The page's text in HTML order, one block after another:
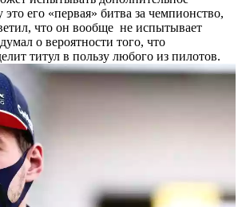
это его «первая» битва за чемпионство,
что он вообще не испытывает
о вероятности того, что
титул в пользу любого из пилотов.